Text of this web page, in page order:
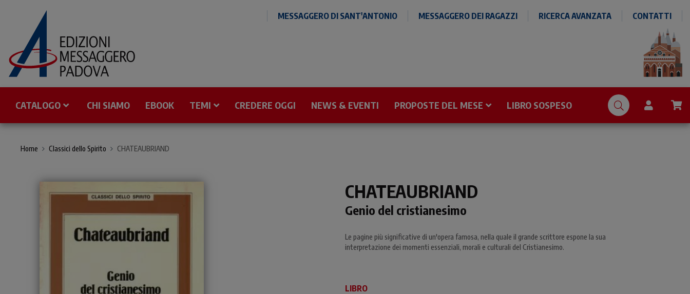
MESSAGGERO DI SANT'ANTONIO MESSAGGERO DEI RAGAZZI RICERCA AVANZATA CONTATTI
CATALOGO CHI SIAMO EBOOK TEMI CREDERE OGGI NEWS & EVENTI PROPOSTE DEL MESE LIBRO SOSPESO
Home Classici dello Spirito CHATEAUBRIAND
CHATEAUBRIAND
Genio del cristianesimo
Le pagine più significative di un'opera famosa, nella quale il grande scrittore espone la sua
interpretazione dei momenti essenziali, morali e culturali del Cristianesimo.
LIBRO